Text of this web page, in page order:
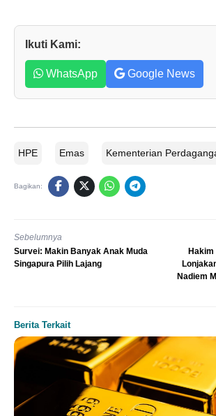
Ikuti Kami:
WhatsApp Google News
HPE Emas Kementerian
Bagikan:
Sebelumnya
Survei: Makin Banyak Anak Muda
Singapura Pilih Lajang
Nadiem
Berita Terkait